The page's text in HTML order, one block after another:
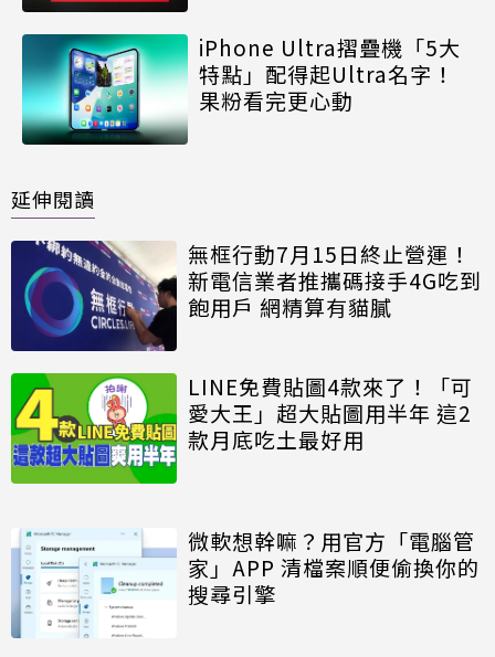
iPhone Ultra摺疊機「5大
特點」配得起Ultra名字！
果粉看完更心動
延伸閱讀
無框行動7月15日終止營運！
新電信業者推攜碼接手4G吃到
飽用戶 網精算有貓膩
LINE免費貼圖4款來了！「可
愛大王」超大貼圖用半年 這2
款月底吃土最好用
微軟想幹嘛？用官方「電腦管
家」APP 清檔案順便偷換你的
搜尋引擎